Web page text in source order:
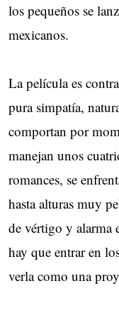
los pequeños se
mexicanos.
La película es
pura simpatía,
comportan por
manejan unos
romances, se
hasta alturas muy
de vértigo y alarma
hay que entrar en
verla como una